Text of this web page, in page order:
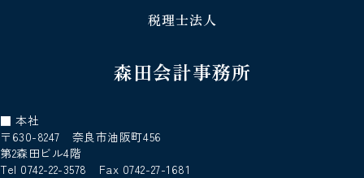
森田会計事務所
税理士法人
■ 本社
〒630-8247 奈良市油阪町456
第2森田ビル4階
Tel 0742-22-3578 Fax 0742-27-1681